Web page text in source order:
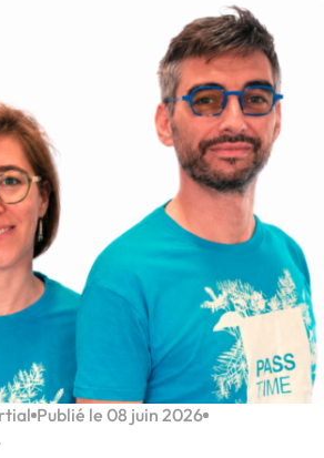
Publié le 08 juin 2026